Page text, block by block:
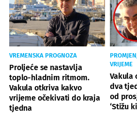
VREMENSKA PROGNOZA
Proljeće se nastavlja
toplo-hladnim ritmom.
Vakula otkriva kakvo
vrijeme očekivati do kraja
tjedna
VRIJEME
Vakula
dva
od
‘Stižu